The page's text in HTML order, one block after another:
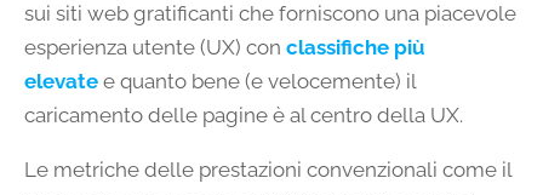
sui siti web gratificanti che forniscono una piacevole
esperienza utente (UX) con classifiche più
elevate e quanto bene (e velocemente) il
caricamento delle pagine è al centro della UX.
Le metriche delle prestazioni convenzionali come il